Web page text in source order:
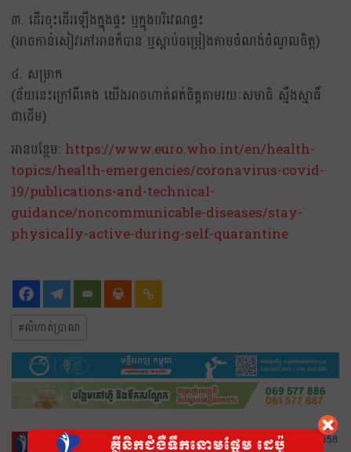
៣. ដេីរចុះដេីរឡេីងក្នុងផ្ទះ ឬក្នុងបរិវេណផ្ទះ
(អាចកាន់សៀវភៅអានក៏បាន ឬស្តាប់ចម្រៀងតាមចំណង់ចំណូលចិត្ត)
៤. សម្រាក
(ន័យនេះក្រៅពីគេង យេីងអាចហាត់ពត់ចិត្តតាមរយៈសមាធិ ស្មឹងស្មាធិ៍
ជាដេីម)
អានបន្ថែម: https://www.euro.who.int/en/health-
topics/health-emergencies/coronavirus-covid-
19/publications-and-technical-
guidance/noncommunicable-diseases/stay-
physically-active-during-self-quarantine
#លំហាត់ប្រាណ